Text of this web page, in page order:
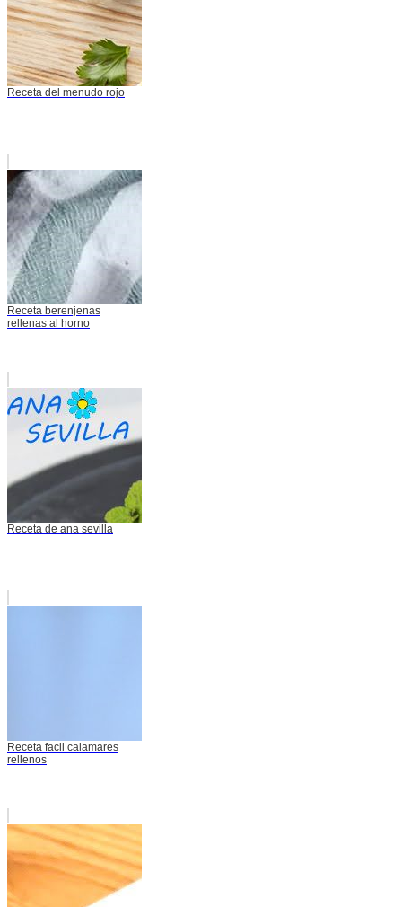
Receta del menudo rojo
Receta berenjenas
rellenas al horno
Receta de ana sevilla
Receta facil calamares
rellenos